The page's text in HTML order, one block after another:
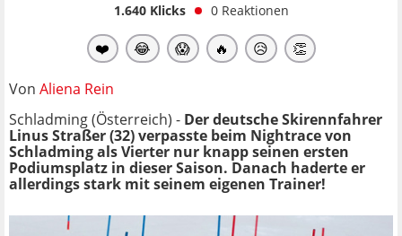
1.640Klicks 0 Reaktionen
❤️ 😂 😱 🔥 😥 👏
Von Aliena Rein
Schladming (Österreich) - Der deutsche Skirennfahrer
Linus Straßer (32) verpasste beim Nightrace von
Schladming als Vierter nur knapp seinen ersten
Podiumsplatz in dieser Saison. Danach haderte er
allerdings stark mit seinem eigenen Trainer!